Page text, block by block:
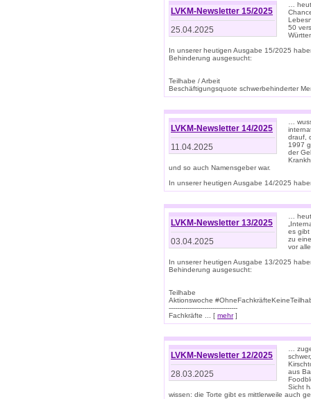
LVKM-Newsletter 15/2025
25.04.2025
…
50
In unserer heutigen Ausgabe 15/2025
Behinderung ausgesucht:
Teilhabe / Arbeit
Beschäftigungsquote schwerbehinderter
LVKM-Newsletter 14/2025
11.04.2025
…
drauf,
1997
der
und so auch Namensgeber war.
In unserer heutigen Ausgabe 14/2025
LVKM-Newsletter 13/2025
03.04.2025
…
es gibt
zu
vor
In unserer heutigen Ausgabe 13/2025
Behinderung ausgesucht:
Teilhabe
Aktionswoche
---------------------------------
Fachkräfte ... [ mehr]
LVKM-Newsletter 12/2025
28.03.2025
…
aus
Sicht
wissen: die Torte gibt es mittlerweile auch